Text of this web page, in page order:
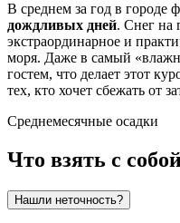
В среднем за год в городе
дождливых дней. Снег на
экстраординарное и
моря. Даже в самый
гостем, что делает этот
тех, кто хочет сбежать от
Среднемесячные осадки
Что взять с
Нашли неточность?